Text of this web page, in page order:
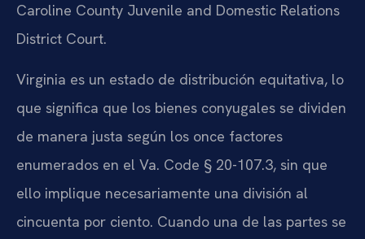
Caroline County Juvenile and Domestic Relations
District Court.
Virginia es un estado de distribución equitativa, lo
que significa que los bienes conyugales se dividen
de manera justa según los once factores
enumerados en el Va. Code § 20-107.3, sin que
ello implique necesariamente una división al
cincuenta por ciento. Cuando una de las partes se